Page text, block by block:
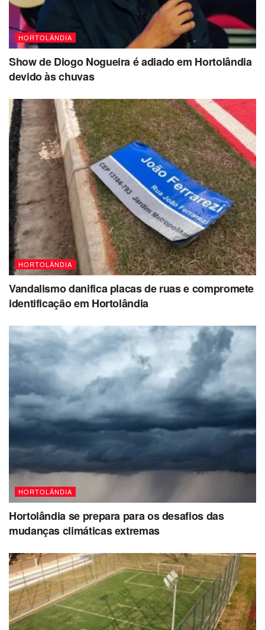
HORTOLÂNDIA
Show de Diogo Nogueira é adiado em Hortolândia
devido às chuvas
HORTOLÂNDIA
Vandalismo danifica placas de ruas e compromete
identificação em Hortolândia
HORTOLÂNDIA
Hortolândia se prepara para os desafios das
mudanças climáticas extremas